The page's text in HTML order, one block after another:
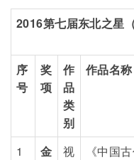
2016第七届东北之星
序
号
奖
项
作
品
类
别
作品名称
1
金
视
《中国